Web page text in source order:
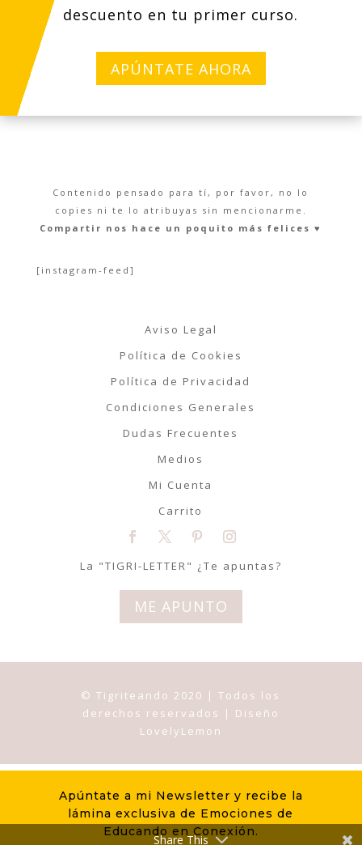
Apúntate a mi Newsletter y recibe la
lámina exclusiva de Emociones de
Educando en Conexión.
descuento en tu primer curso.
APÚNTATE AHORA
Contenido pensado para tí, por favor, no lo
copies ni te lo atribuyas sin mencionarme.
Compartir nos hace un poquito más felices ♥︎
[instagram-feed]
Aviso Legal
Política de Cookies
Política de Privacidad
Condiciones Generales
Dudas Frecuentes
Medios
Mi Cuenta
Carrito
La "TIGRI-LETTER" ¿Te apuntas?
ME APUNTO
© Tigriteando 2020 | Todos los
derechos reservados | Diseño
LovelyLemon
Share This